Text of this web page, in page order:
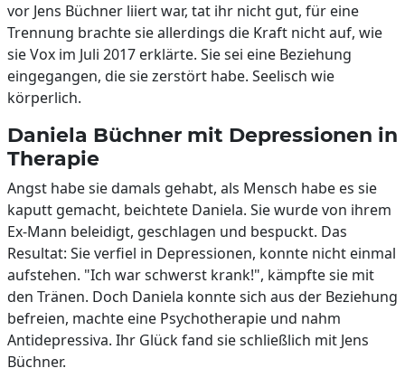
vor Jens Büchner liiert war, tat ihr nicht gut, für eine
Trennung brachte sie allerdings die Kraft nicht auf, wie
sie Vox im Juli 2017 erklärte. Sie sei eine Beziehung
eingegangen, die sie zerstört habe. Seelisch wie
körperlich.
Daniela Büchner mit Depressionen in
Therapie
Angst habe sie damals gehabt, als Mensch habe es sie
kaputt gemacht, beichtete Daniela. Sie wurde von ihrem
Ex-Mann beleidigt, geschlagen und bespuckt. Das
Resultat: Sie verfiel in Depressionen, konnte nicht einmal
aufstehen. "Ich war schwerst krank!", kämpfte sie mit
den Tränen. Doch Daniela konnte sich aus der Beziehung
befreien, machte eine Psychotherapie und nahm
Antidepressiva. Ihr Glück fand sie schließlich mit Jens
Büchner.